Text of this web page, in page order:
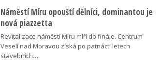
Náměstí Míru opouští dělníci, dominantou je
nová piazzetta
Revitalizace náměstí Míru míří do finále. Centrum
Veselí nad Moravou získá po patnácti letech
stavebních…